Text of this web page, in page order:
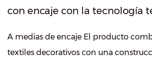
con encaje con la tecnología
A medias de encaje El producto combina elementos
textiles decorativos con una